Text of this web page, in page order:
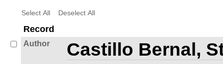
Select All Deselect All
Record
Author Castillo Bernal,